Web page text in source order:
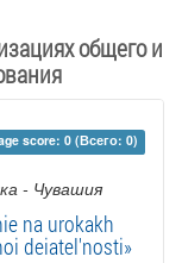
общего и
score: 0 (Всего: 0)
- Чувашия
na urokakh
deiatel'nosti»